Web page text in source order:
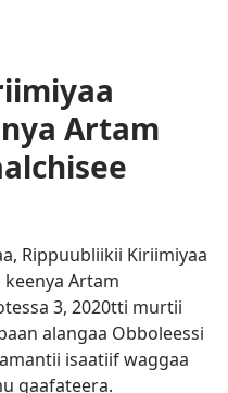
Artam
Rippuubliikii Kiriimiyaa
Artam
3, 2020⁠tti murtii
alangaa Obboleessi
isaatiif waggaa
gaafateera.